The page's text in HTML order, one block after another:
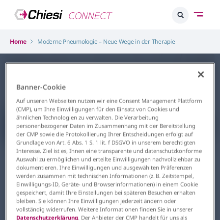
Home Moderne Pneumologie – Neue Wege in der Therapie
Atemwege
Moderne Pneumologie – Neue
Wege in der Therapie
virtuell
26.08.2026
Banner-Cookie
Auf unseren Webseiten nutzen wir eine Consent Management Plattform
(CMP), um Ihre Einwilligungen für den Einsatz von Cookies und
ähnlichen Technologien zu verwalten. Die Verarbeitung
personenbezogener Daten im Zusammenhang mit der Bereitstellung
der CMP sowie die Protokollierung Ihrer Entscheidungen erfolgt auf
Grundlage von Art. 6 Abs. 1 S. 1 lit. f DSGVO in unserem berechtigten
Interesse. Ziel ist es, Ihnen eine transparente und datenschutzkonforme
Auswahl zu ermöglichen und erteilte Einwilligungen nachvollziehbar zu
dokumentieren. Ihre Einwilligungen und ausgewählten Präferenzen
werden zusammen mit technischen Informationen (z. B. Zeitstempel,
Einwilligungs-ID, Geräte- und Browserinformationen) in einem Cookie
gespeichert, damit Ihre Einstellungen bei späteren Besuchen erhalten
bleiben. Sie können Ihre Einwilligungen jederzeit ändern oder
vollständig widerrufen. Weitere Informationen finden Sie in unserer
Datenschutzerklärung . Der Anbieter der CMP handelt für uns als